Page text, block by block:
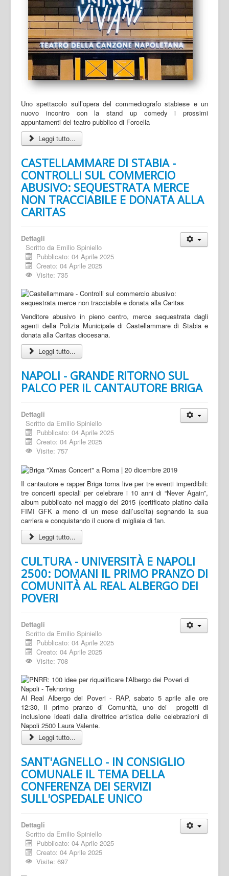
Uno spettacolo sull’opera del commediografo stabiese e un
nuovo incontro con la stand up comedy i prossimi
appuntamenti del teatro pubblico di Forcella
Leggi tutto...
CASTELLAMMARE DI STABIA -
CONTROLLI SUL COMMERCIO
ABUSIVO: SEQUESTRATA MERCE
NON TRACCIABILE E DONATA ALLA
CARITAS
Dettagli
Scritto da Emilio Spiniello
Pubblicato: 04 Aprile 2025
Creato: 04 Aprile 2025
Visite: 735
Venditore abusivo in pieno centro, merce sequestrata dagli
agenti della Polizia Municipale di Castellammare di Stabia e
donata alla Caritas diocesana.
Leggi tutto...
NAPOLI - GRANDE RITORNO SUL
PALCO PER IL CANTAUTORE BRIGA
Dettagli
Scritto da Emilio Spiniello
Pubblicato: 04 Aprile 2025
Creato: 04 Aprile 2025
Visite: 757
Il cantautore e rapper Briga torna live per tre eventi imperdibili:
tre concerti speciali per celebrare i 10 anni di “Never Again”,
album pubblicato nel maggio del 2015 (certificato platino dalla
FIMI GFK a meno di un mese dall’uscita) segnando la sua
carriera e conquistando il cuore di migliaia di fan.
Leggi tutto...
CULTURA - UNIVERSITÀ E NAPOLI
2500: DOMANI IL PRIMO PRANZO DI
COMUNITÀ AL REAL ALBERGO DEI
POVERI
Dettagli
Scritto da Emilio Spiniello
Pubblicato: 04 Aprile 2025
Creato: 04 Aprile 2025
Visite: 708
Al Real Albergo dei Poveri - RAP, sabato 5 aprile alle ore
12:30, il primo pranzo di Comunità, uno dei progetti di
inclusione ideati dalla direttrice artistica delle celebrazioni di
Napoli 2500 Laura Valente.
Leggi tutto...
SANT'AGNELLO - IN CONSIGLIO
COMUNALE IL TEMA DELLA
CONFERENZA DEI SERVIZI
SULL'OSPEDALE UNICO
Dettagli
Scritto da Emilio Spiniello
Pubblicato: 04 Aprile 2025
Creato: 04 Aprile 2025
Visite: 697